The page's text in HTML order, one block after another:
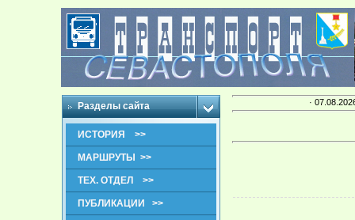
Разделы сайта
ИСТОРИЯ >>
МАРШРУТЫ >>
ТЕХ. ОТДЕЛ >>
ПУБЛИКАЦИИ >>
·